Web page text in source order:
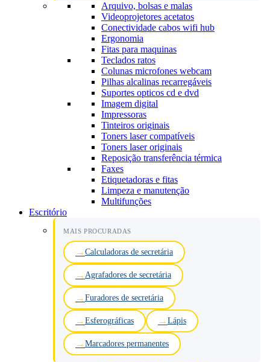
Arquivo, bolsas e malas
Videoprojetores acetatos
Conectividade cabos wifi hub
Ergonomia
Fitas para maquinas
Teclados ratos
Colunas microfones webcam
Pilhas alcalinas recarregáveis
Suportes opticos cd e dvd
Imagem digital
Impressoras
Tinteiros originais
Toners laser compatíveis
Toners laser originais
Reposição transferência térmica
Faxes
Etiquetadoras e fitas
Limpeza e manutenção
Multifunções
Escritório
MAIS PROCURADAS
Calculadoras de secretária
Agrafadores de secretária
Furadores de secretária
Esferográficas Lápis
Marcadores permanentes